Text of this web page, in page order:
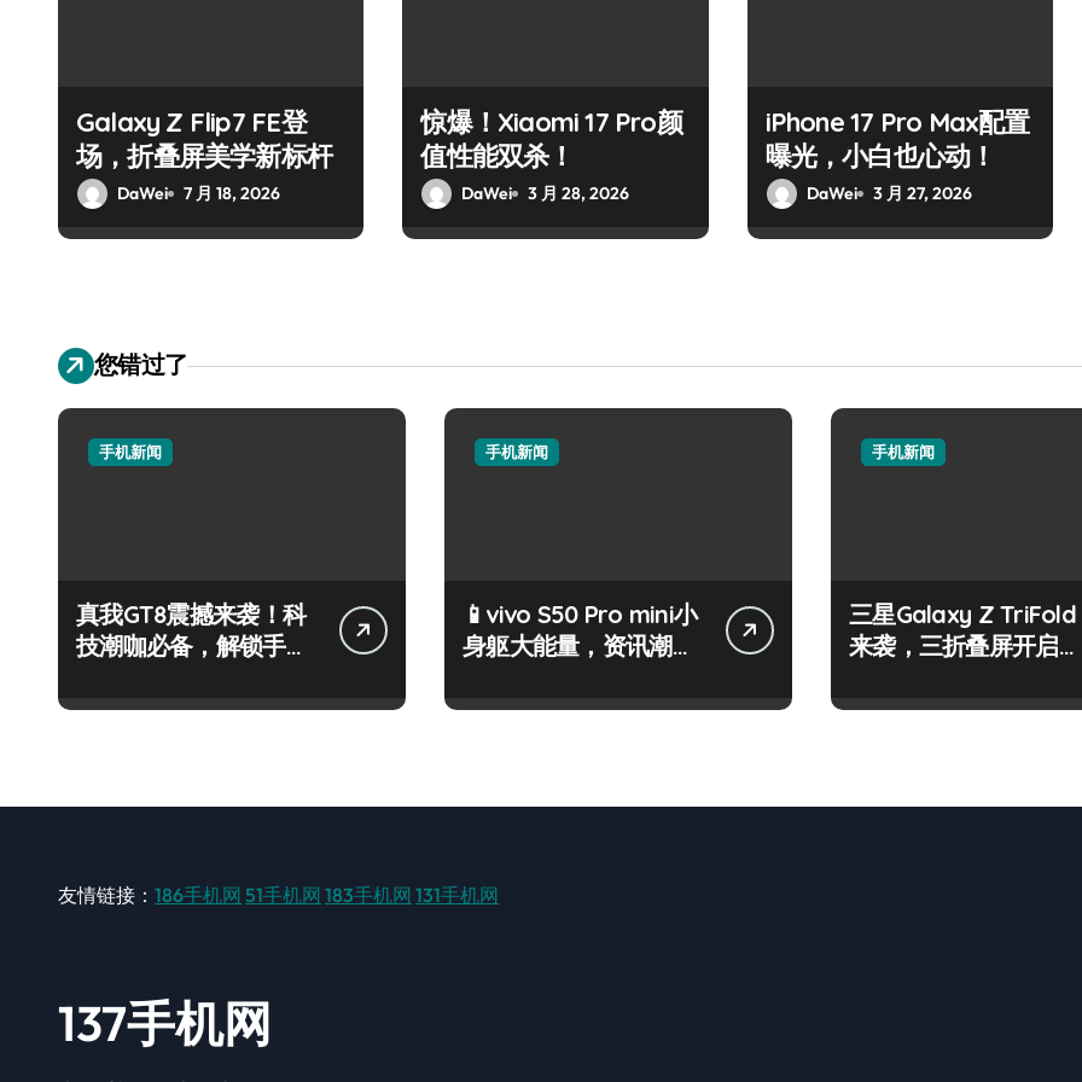
Galaxy Z Flip7 FE登
场，折叠屏美学新标杆
DaWei 7 月 18, 2026
惊爆！Xiaomi 17 Pro颜
值性能双杀！
DaWei 3 月 28, 2026
iPhone 17 Pro Max配置
曝光，小白也心动！
DaWei 3 月 27, 2026
您错过了
手机新闻
真我GT8震撼来袭！科
技潮咖必备，解锁手机
手机新闻
📱vivo S50 Pro mini小
身躯大能量，资讯潮流
手机新闻
三星Galaxy Z TriFold
来袭，三折叠屏开启手
友情链接： 186手机网 51手机网 183手机网 131手机网
137手机网